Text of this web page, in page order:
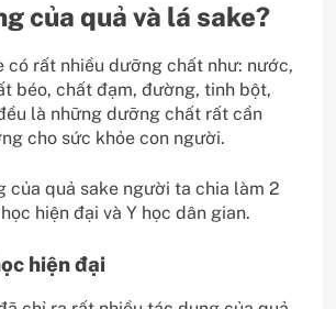
của quả và lá sake?
có rất nhiều dưỡng chất như: nước,
béo, chất đạm, đường, tinh bột,
là những dưỡng chất rất cần
cho sức khỏe con người.
của quả sake người ta chia làm 2
hiện đại và Y học dân gian.
hiện đại